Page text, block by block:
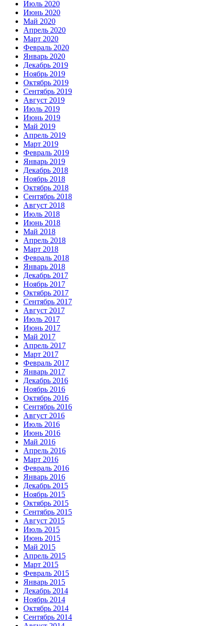
Июль 2020
Июнь 2020
Май 2020
Апрель 2020
Март 2020
Февраль 2020
Январь 2020
Декабрь 2019
Ноябрь 2019
Октябрь 2019
Сентябрь 2019
Август 2019
Июль 2019
Июнь 2019
Май 2019
Апрель 2019
Март 2019
Февраль 2019
Январь 2019
Декабрь 2018
Ноябрь 2018
Октябрь 2018
Сентябрь 2018
Август 2018
Июль 2018
Июнь 2018
Май 2018
Апрель 2018
Март 2018
Февраль 2018
Январь 2018
Декабрь 2017
Ноябрь 2017
Октябрь 2017
Сентябрь 2017
Август 2017
Июль 2017
Июнь 2017
Май 2017
Апрель 2017
Март 2017
Февраль 2017
Январь 2017
Декабрь 2016
Ноябрь 2016
Октябрь 2016
Сентябрь 2016
Август 2016
Июль 2016
Июнь 2016
Май 2016
Апрель 2016
Март 2016
Февраль 2016
Январь 2016
Декабрь 2015
Ноябрь 2015
Октябрь 2015
Сентябрь 2015
Август 2015
Июль 2015
Июнь 2015
Май 2015
Апрель 2015
Март 2015
Февраль 2015
Январь 2015
Декабрь 2014
Ноябрь 2014
Октябрь 2014
Сентябрь 2014